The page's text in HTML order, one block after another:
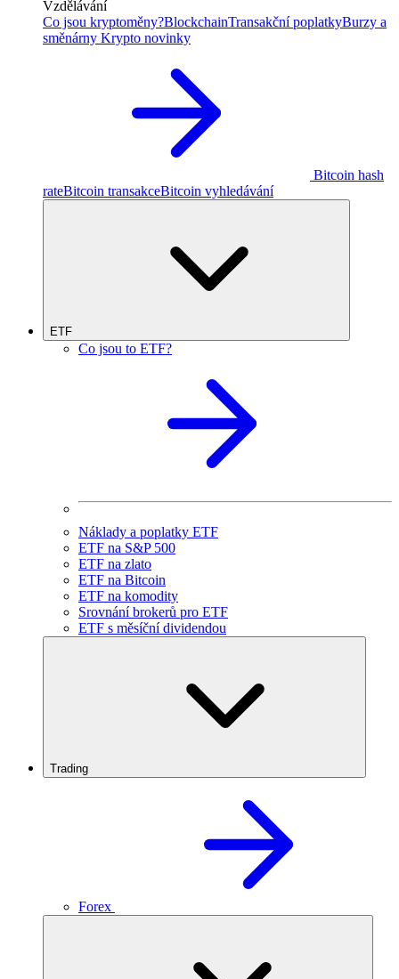
Vzdělávání
Co jsou kryptoměny?BlockchainTransakční poplatkyBurzy a
směnárny Krypto novinky
Bitcoin hash
rateBitcoin transakceBitcoin vyhledávání
ETF
Co jsou to ETF?
Náklady a poplatky ETF
ETF na S&P 500
ETF na zlato
ETF na Bitcoin
ETF na komodity
Srovnání brokerů pro ETF
ETF s měsíční dividendou
Trading
Forex